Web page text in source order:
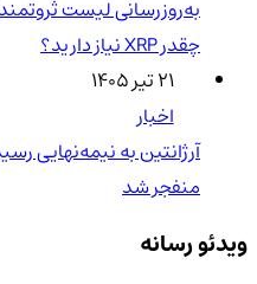
چقدر XRP نیاز دارید؟
۲۱ تیر ۱۴۰۵
اخبار
منفجر شد
ویدئو رسانه